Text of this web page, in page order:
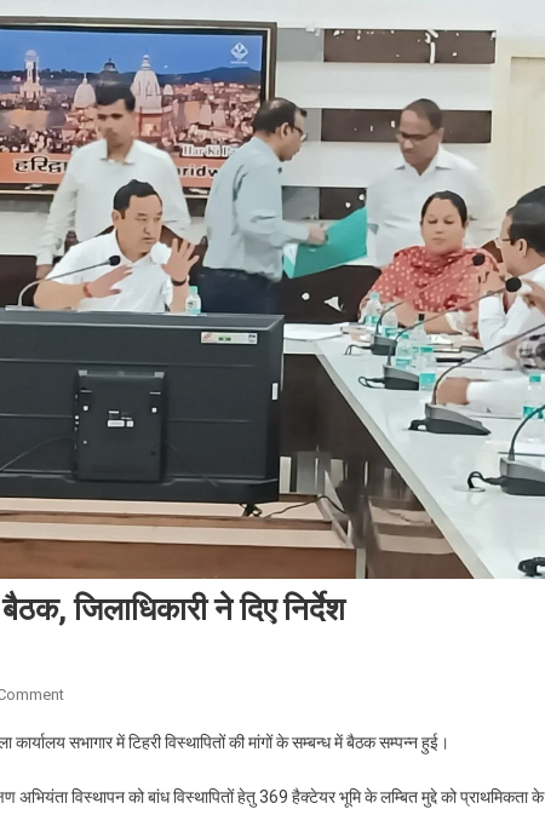
जिलाधिकारी ने दिए निर्देश
On
विस्थापितों
मांगों
कार्यालय सभागार में टिहरी विस्थापितों की मांगों के सम्बन्ध में बैठक सम्पन्न हुई।
अभियंता विस्थापन को बांध विस्थापितों हेतु 369 हैक्टेयर भूमि के लम्बित मुद्दे को प्राथमिकता के